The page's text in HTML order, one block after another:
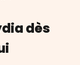
dès